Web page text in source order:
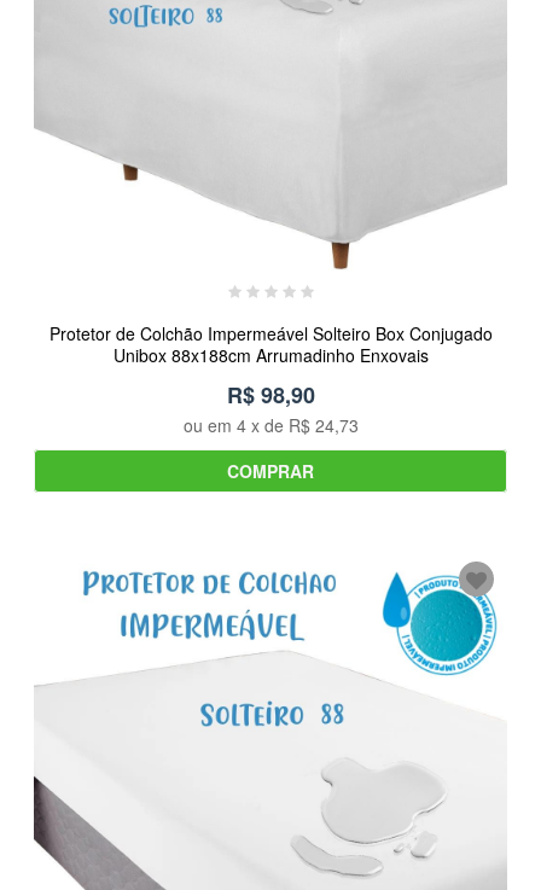
Protetor de Colchão Impermeável Solteiro Box Conjugado
Unibox 88x188cm Arrumadinho Enxovais
R$ 98,90
ou em 4x de R$ 24,73
COMPRAR